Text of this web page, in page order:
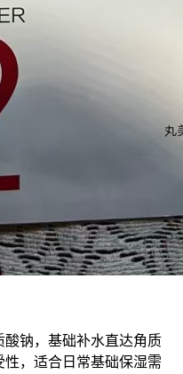
钠，基础补水直达角质
，适合日常基础保湿需